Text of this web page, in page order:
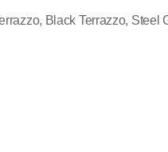
Black Terrazzo, Steel